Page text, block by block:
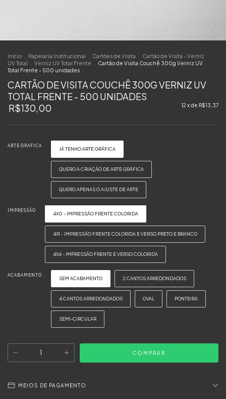
Início Papelaria Institucional Cartões de Visita
Cartão de Visita - Verniz
UV Total
Verniz UV Total Frente
Cartão de Visita Couchê 300g Verniz UV
Total Frente - 500 unidades
CARTÃO DE VISITA COUCHÊ 300G VERNIZ UV
TOTAL FRENTE - 500 UNIDADES
R$130,00
12 x de R$13,37
ARTE GRAFICA
JÁ TENHO ARTE GRÁFICA
QUERO A CRIAÇÃO DE ARTE GRÁFICA
QUERO APENAS O AJUSTE DE ARTE
IMPRESSÃO
4X0 - IMPRESSÃO FRENTE COLORIDA
4X1 - IMPRESSÃO FRENTE COLORIDA E VERSO PRETO E BRANCO
4X4 - IMPRESSÃO FRENTE E VERSO COLORIDA
ACABAMENTO
SEM ACABAMENTO 2 CANTOS ARREDONDADOS
4 CANTOS ARREDONDADOS OVAL PONTEIRA
SEMI-CIRCULAR
MEIOS DE PAGAMENTO